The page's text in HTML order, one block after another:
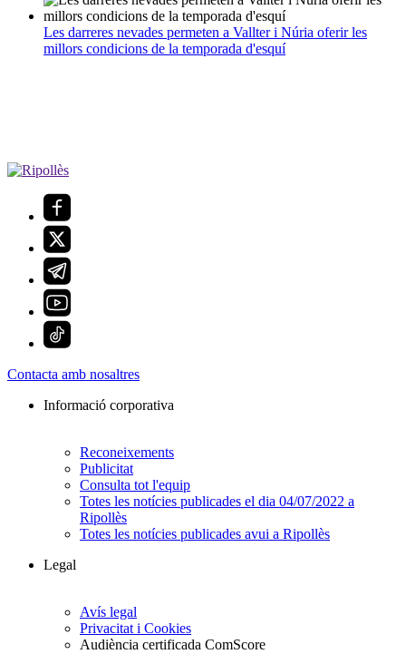
Les darreres nevades permeten a Vallter i Núria oferir les
millors condicions de la temporada d'esquí
Contacta amb nosaltres
Informació corporativa
Reconeixements
Publicitat
Consulta tot l'equip
Totes les notícies publicades el dia 04/07/2022 a
Ripollès
Totes les notícies publicades avui a Ripollès
Legal
Avís legal
Privacitat i Cookies
Audiència certificada ComScore